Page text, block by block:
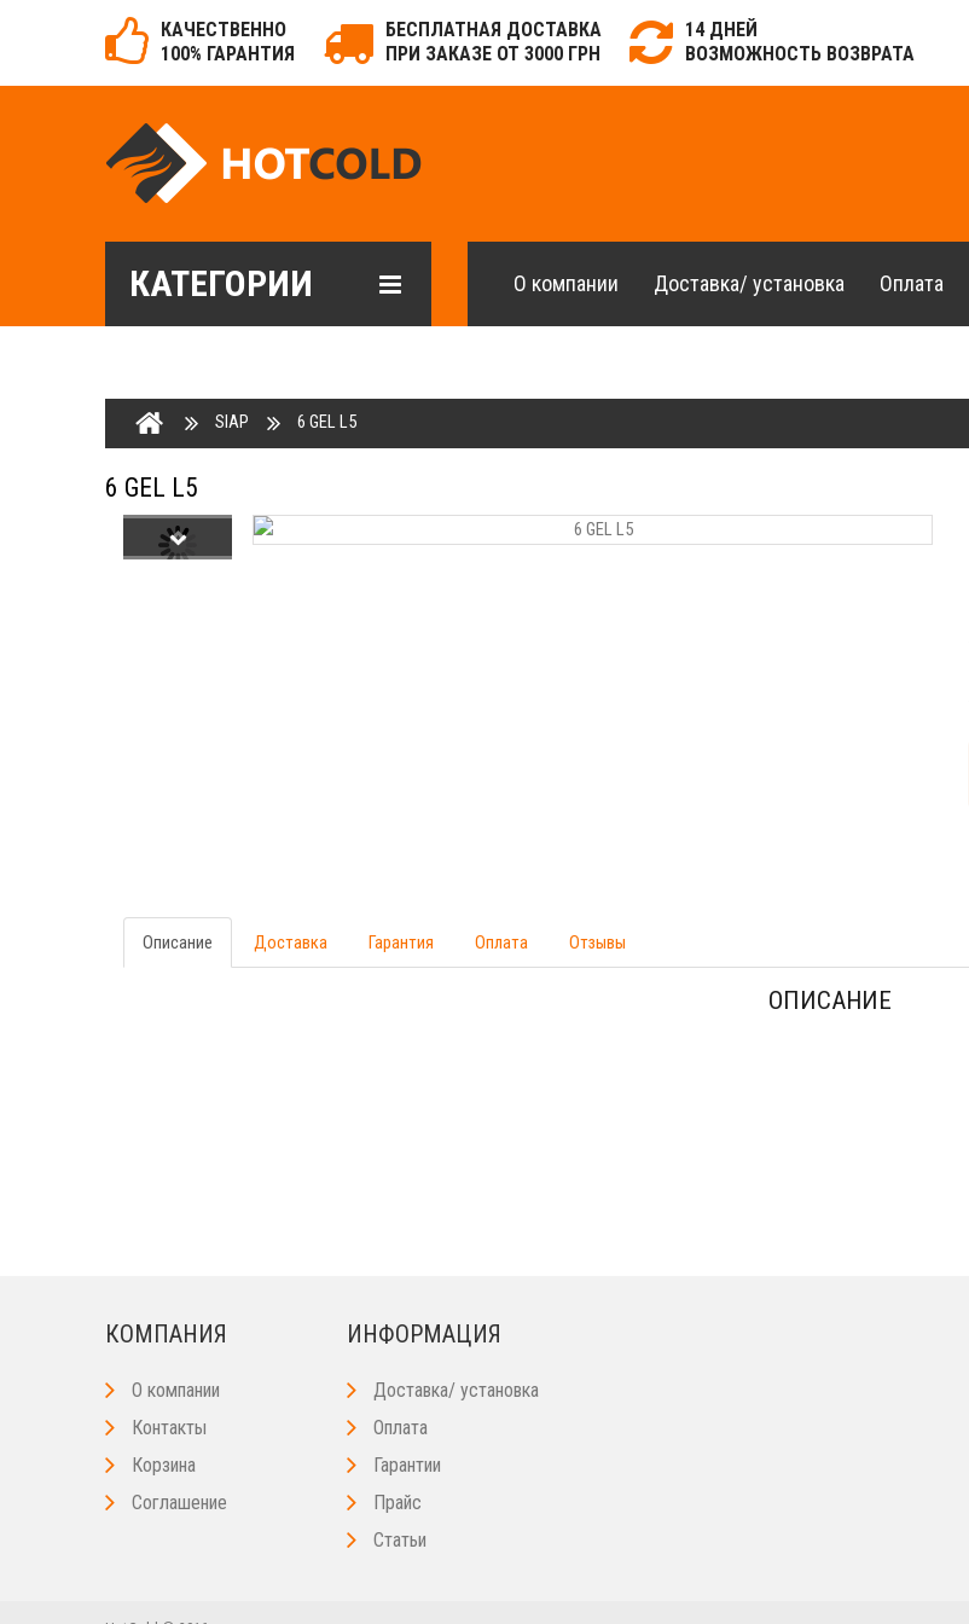
КАЧЕСТВЕННО
100% ГАРАНТИЯ
БЕСПЛАТНАЯ ДОСТАВКА
ПРИ ЗАКАЗЕ ОТ 3000 ГРН
14 ДНЕЙ
ВОЗМОЖНОСТЬ ВОЗВРАТА
КАТЕГОРИИ О компании Доставка/ установка Оплата
SIAP 6 GEL L5
6 GEL L5
Описание Доставка Гарантия Оплата Отзывы
ОПИСАНИЕ
КОМПАНИЯ
О компании
Контакты
Корзина
Соглашение
ИНФОРМАЦИЯ
Доставка/ установка
Оплата
Гарантии
Прайс
Статьи